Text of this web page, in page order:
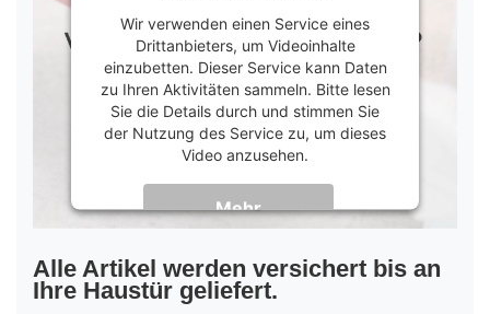
Wir verwenden einen Service eines
Drittanbieters, um Videoinhalte
einzubetten. Dieser Service kann Daten
zu Ihren Aktivitäten sammeln. Bitte lesen
Sie die Details durch und stimmen Sie
der Nutzung des Service zu, um dieses
Video anzusehen.
Mehr
Informationen
Akzeptieren
powered byUsercentrics Consent
Alle Artikel werden versichert bis an
Ihre Haustür geliefert.